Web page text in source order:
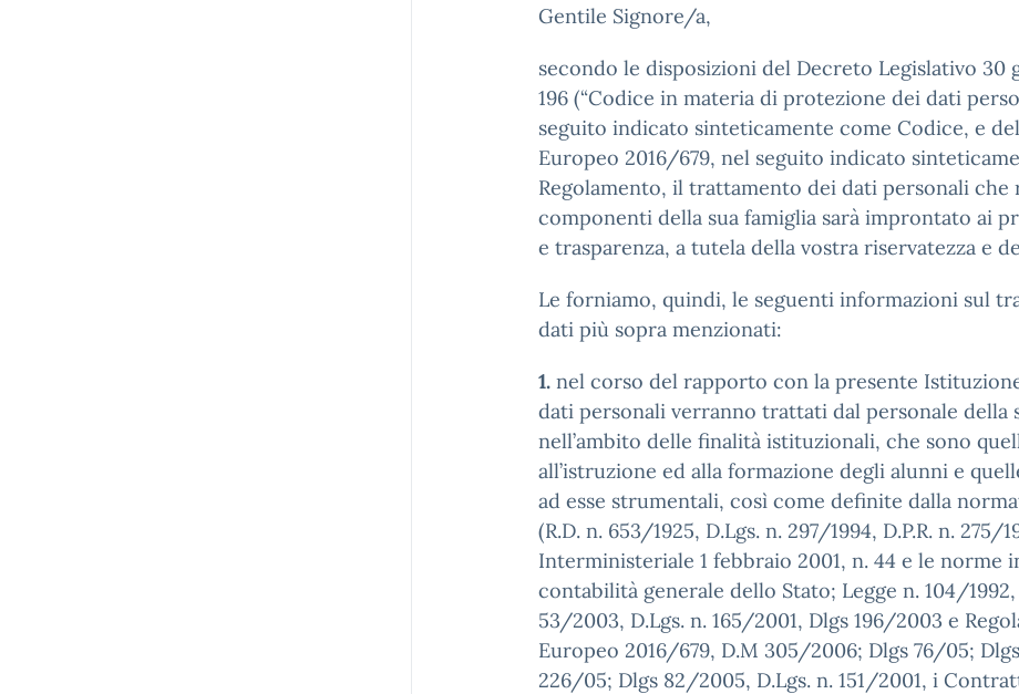
Gentile Signore/a,
secondo le disposizioni del Decreto Legislativo 30
196 (“Codice in materia di protezione dei dati
seguito indicato sinteticamente come Codice, e
Europeo 2016/679, nel seguito indicato
Regolamento, il trattamento dei dati personali che
componenti della sua famiglia sarà improntato ai
e trasparenza, a tutela della vostra riservatezza e
Le forniamo, quindi, le seguenti informazioni sul
dati più sopra menzionati:
1. nel corso del rapporto con la presente
dati personali verranno trattati dal personale della
nell’ambito delle finalità istituzionali, che sono
all’istruzione ed alla formazione degli alunni e
ad esse strumentali, così come definite dalla
(R.D. n. 653/1925, D.Lgs. n. 297/1994, D.P.R. n. 275/
Interministeriale 1 febbraio 2001, n. 44 e le norme
contabilità generale dello Stato; Legge n. 104/1992,
53/2003, D.Lgs. n. 165/2001, Dlgs 196/2003 e
Europeo 2016/679, D.M 305/2006; Dlgs 76/05;
226/05; Dlgs 82/2005, D.Lgs. n. 151/2001, i